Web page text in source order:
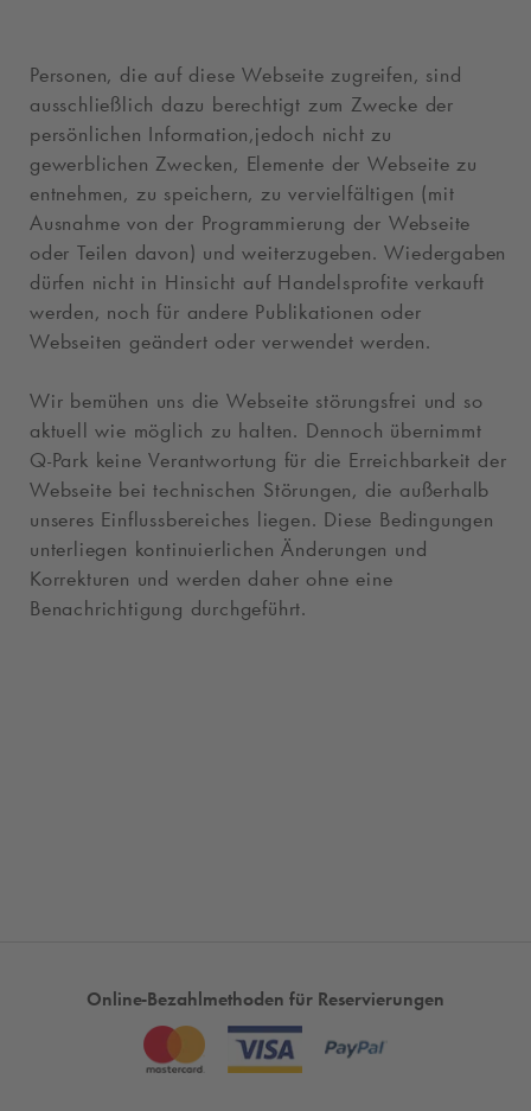
Personen, die auf diese Webseite zugreifen, sind
ausschließlich dazu berechtigt zum Zwecke der
persönlichen Information,jedoch nicht zu
gewerblichen Zwecken, Elemente der Webseite zu
entnehmen, zu speichern, zu vervielfältigen (mit
Ausnahme von der Programmierung der Webseite
oder Teilen davon) und weiterzugeben. Wiedergaben
dürfen nicht in Hinsicht auf Handelsprofite verkauft
werden, noch für andere Publikationen oder
Webseiten geändert oder verwendet werden.
Wir bemühen uns die Webseite störungsfrei und so
aktuell wie möglich zu halten. Dennoch übernimmt
Q-Park keine Verantwortung für die Erreichbarkeit der
Webseite bei technischen Störungen, die außerhalb
unseres Einflussbereiches liegen. Diese Bedingungen
unterliegen kontinuierlichen Änderungen und
Korrekturen und werden daher ohne eine
Benachrichtigung durchgeführt.
Online-Bezahlmethoden für Reservierungen